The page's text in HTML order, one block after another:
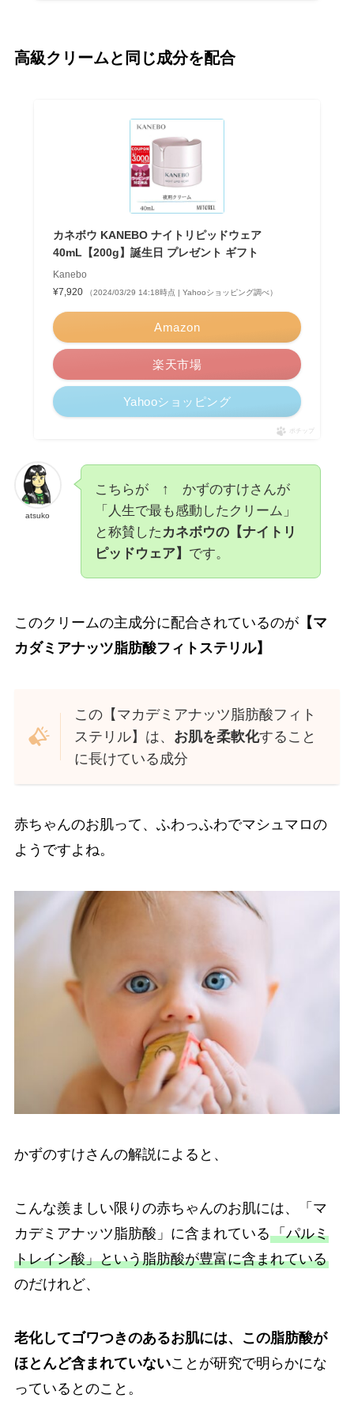
高級クリームと同じ成分を配合
カネボウ KANEBO ナイトリピッドウェア
40mL【200g】誕生日 プレゼント ギフト
Kanebo
¥7,920
（2024/03/29 14:18時点 | Yahooショッピング調べ）
Amazon
楽天市場
Yahooショッピング
ポチップ
atsuko
こちらが ↑ かずのすけさんが
「人生で最も感動したクリーム」
と称賛した カネボウの【ナイトリ
ピッドウェア】 です。
このクリームの主成分に配合されているのが【マ
カダミアナッツ脂肪酸フィトステリル】
この【マカデミアナッツ脂肪酸フィト
ステリル】は、 お肌を柔軟化すること
に長けている成分
赤ちゃんのお肌って、ふわっふわでマシュマロの
ようですよね。
かずのすけさんの解説によると、
こんな羨ましい限りの赤ちゃんのお肌には、「マ
カデミアナッツ脂肪酸」に含まれている「パルミ
トレイン酸」という脂肪酸が豊富に含まれている
のだけれど、
老化してゴワつきのあるお肌には、この脂肪酸が
ほとんど含まれていないことが研究で明らかにな
っているとのこと。